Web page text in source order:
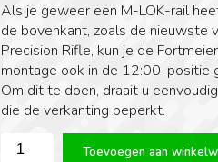
Als je geweer een M-LOK-rail
de bovenkant, zoals de nieuwste
Precision Rifle, kun je de
montage ook in de 12:00-positie
Om dit te doen, draait u
die de verkanting beperkt.
Fortmeier
Toevoegen aan